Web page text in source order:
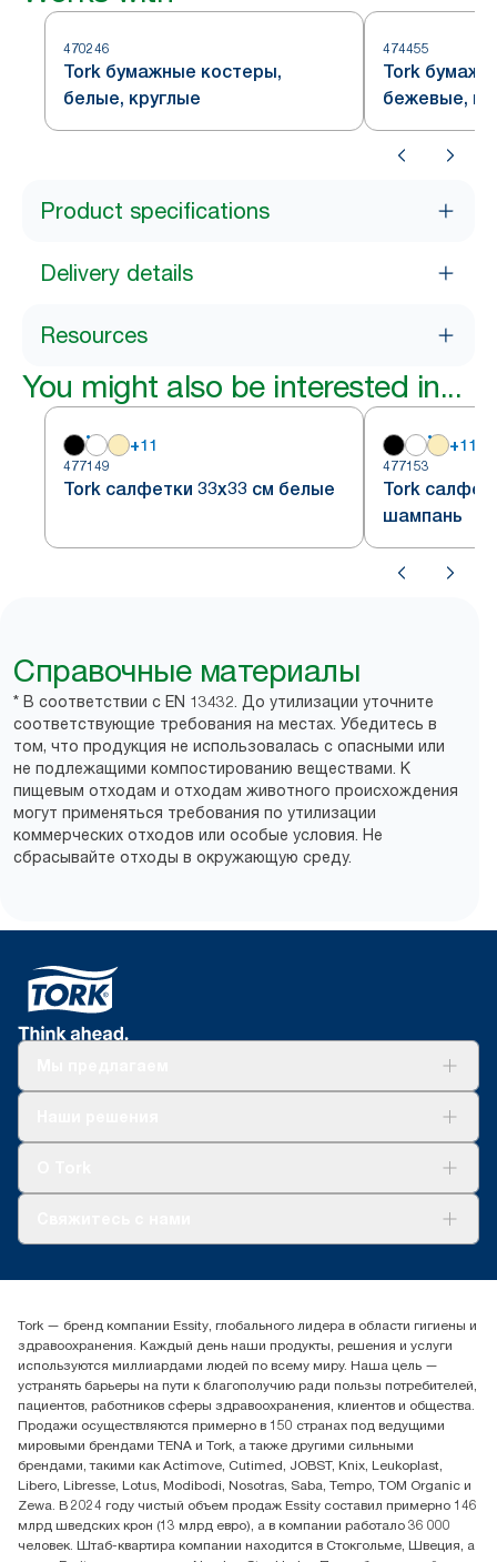
470246
Tork бумажные костеры,
белые, круглые
474455
Tork
бежевые,
Product specifications
Delivery details
Resources
You might also be interested in...
+11
477149
Tork салфетки 33х33 см белые
+11
477153
Tork
шампань
Справочные материалы
* В соответствии с EN 13432. До утилизации уточните
соответствующие требования на местах. Убедитесь в
том, что продукция не использовалась с опасными или
не подлежащими компостированию веществами. К
пищевым отходам и отходам животного происхождения
могут применяться требования по утилизации
коммерческих отходов или особые условия. Не
сбрасывайте отходы в окружающую среду.
(+7) 777 779 0095
Контакты на рынках СНГ
ООО «Эссити», Представительство в Казахстане Пр.
Достык, 210, 2 блок, 3 этаж,
офис №32 050051, г.
Алматы, Казахстан
Tork — бренд компании Essity, глобального лидера в области гигиены и
здравоохранения. Каждый день наши продукты, решения и услуги
используются миллиардами людей по всему миру. Наша цель —
устранять барьеры на пути к благополучию ради пользы потребителей,
пациентов, работников сферы здравоохранения, клиентов и общества.
Продажи осуществляются примерно в 150 странах под ведущими
мировыми брендами TENA и Tork, а также другими сильными
брендами, такими как Actimove, Cutimed, JOBST, Knix, Leukoplast,
Libero, Libresse, Lotus, Modibodi, Nosotras, Saba, Tempo, TOM Organic и
Zewa. В 2024 году чистый объем продаж Essity составил примерно 146
млрд шведских крон (13 млрд евро), а в компании работало 36 000
человек. Штаб-квартира компании находится в Стокгольме, Швеция, а